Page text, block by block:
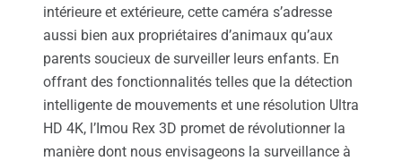
intérieure et extérieure, cette caméra s’adresse
aussi bien aux propriétaires d’animaux qu’aux
parents soucieux de surveiller leurs enfants. En
offrant des fonctionnalités telles que la détection
intelligente de mouvements et une résolution Ultra
HD 4K, l’Imou Rex 3D promet de révolutionner la
manière dont nous envisageons la surveillance à